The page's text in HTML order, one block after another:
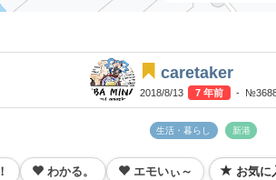
caretaker
2018/8/13 7 年前 -
生活・暮らし 新港
わかる。 エモいぃ～ お気に